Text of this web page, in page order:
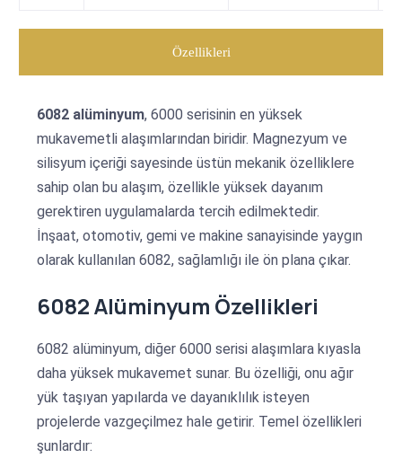
Özellikleri
6082 alüminyum, 6000 serisinin en yüksek
mukavemetli alaşımlarından biridir. Magnezyum ve
silisyum içeriği sayesinde üstün mekanik özelliklere
sahip olan bu alaşım, özellikle yüksek dayanım
gerektiren uygulamalarda tercih edilmektedir.
İnşaat, otomotiv, gemi ve makine sanayisinde yaygın
olarak kullanılan 6082, sağlamlığı ile ön plana çıkar.
6082 Alüminyum Özellikleri
6082 alüminyum, diğer 6000 serisi alaşımlara kıyasla
daha yüksek mukavemet sunar. Bu özelliği, onu ağır
yük taşıyan yapılarda ve dayanıklılık isteyen
projelerde vazgeçilmez hale getirir. Temel özellikleri
şunlardır: